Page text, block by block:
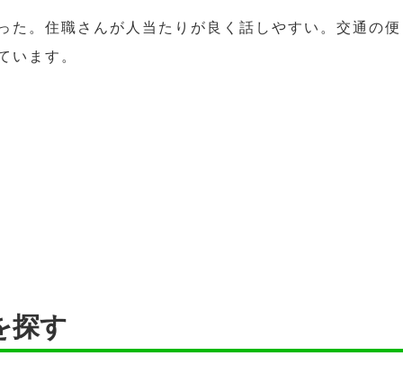
た。住職さんが人当たりが良く話しやすい。交通の便
います。
探す